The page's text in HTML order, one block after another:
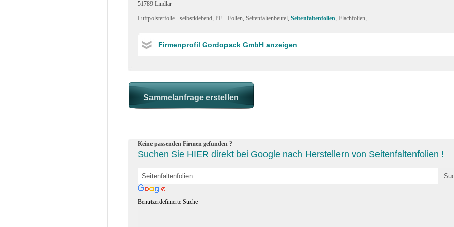
51789 Lindlar
Luftpolsterfolie - selbstklebend, PE - Folien, Seitenfaltenbeutel, Seitenfaltenfolien, Flachfolien,
Firmenprofil Gordopack GmbH anzeigen
Keine passenden Firmen gefunden ?
Suchen Sie HIER direkt bei Google nach Herstellern von Seitenfaltenfolien !
Benutzerdefinierte Suche